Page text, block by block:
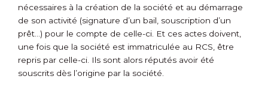
nécessaires à la création de la société et au démarrage
de son activité (signature d’un bail, souscription d’un
prêt…) pour le compte de celle-ci. Et ces actes doivent,
une fois que la société est immatriculée au RCS, être
repris par celle-ci. Ils sont alors réputés avoir été
souscrits dès l’origine par la société.